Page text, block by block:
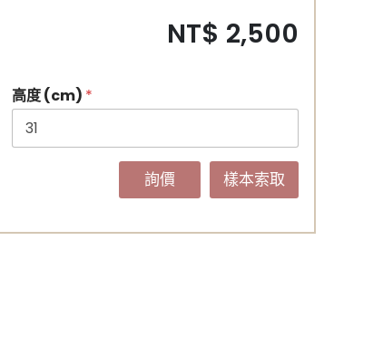
NT$ 2,500
高度 (cm) *
詢價 樣本索取